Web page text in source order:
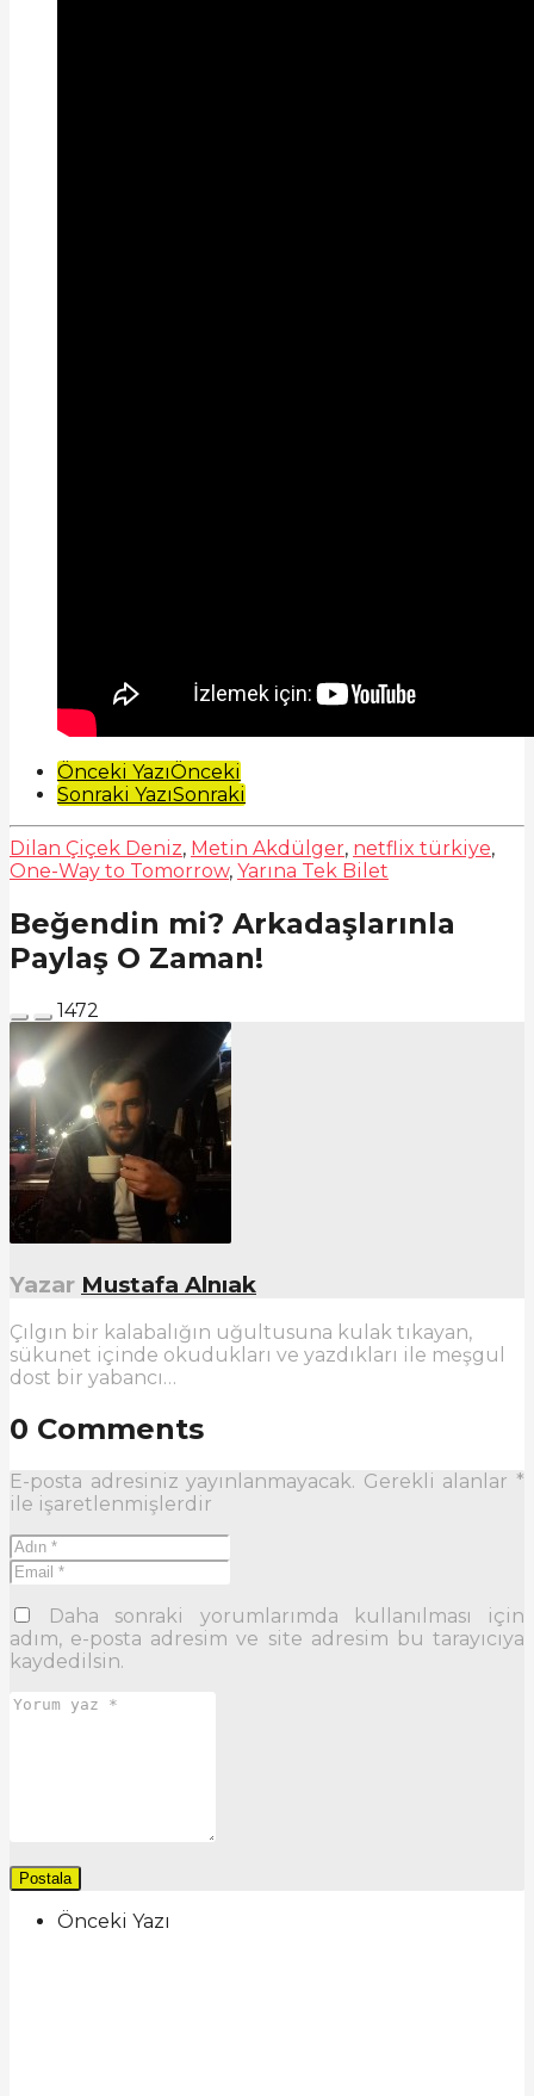
Post
Pagination
Önceki YazıÖnceki
Sonraki YazıSonraki
Dilan Çiçek Deniz, Metin Akdülger, netflix türkiye,
One-Way to Tomorrow, Yarına Tek Bilet
Beğendin mi? Arkadaşlarınla
Paylaş O Zaman!
1472
Yazar Mustafa Alnıak
Çılgın bir kalabalığın uğultusuna kulak tıkayan,
sükunet içinde okudukları ve yazdıkları ile meşgul
dost bir yabancı…
0 Comments
E-posta adresiniz yayınlanmayacak. Gerekli alanlar *
ile işaretlenmişlerdir
Daha sonraki yorumlarımda kullanılması için
adım, e-posta adresim ve site adresim bu tarayıcıya
kaydedilsin.
Önceki Yazı